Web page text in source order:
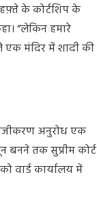
के कोर्टशिप के
“लेकिन हमारे
एक मंदिर में शादी की
अनुरोध एक
बनने तक सुप्रीम कोर्ट
वार्ड कार्यालय में